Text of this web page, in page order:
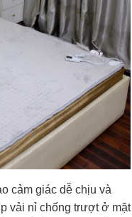
cảm giác dễ chịu và
vải nỉ chống trượt ở mặt